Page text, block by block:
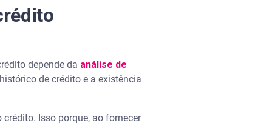
depende da análise de
de crédito e a existência
Isso porque, ao fornecer